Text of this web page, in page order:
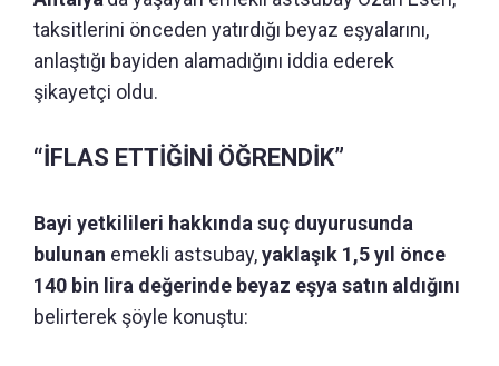
taksitlerini önceden yatırdığı beyaz eşyalarını,
anlaştığı bayiden alamadığını iddia ederek
şikayetçi oldu.
“İFLAS ETTİĞİNİ ÖĞRENDİK”
Bayi yetkilileri hakkında suç duyurusunda
bulunan emekli astsubay,yaklaşık 1,5 yıl önce
140 bin lira değerinde beyaz eşya satın aldığını
belirterek şöyle konuştu: